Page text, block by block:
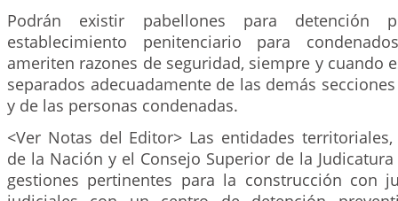
Podrán existir pabellones para detención
establecimiento penitenciario para
ameriten razones de seguridad, siempre y cuando
separados adecuadamente de las demás
y de las personas condenadas.
<Ver Notas del Editor> Las entidades
de la Nación y el Consejo Superior de la
gestiones pertinentes para la construcción con